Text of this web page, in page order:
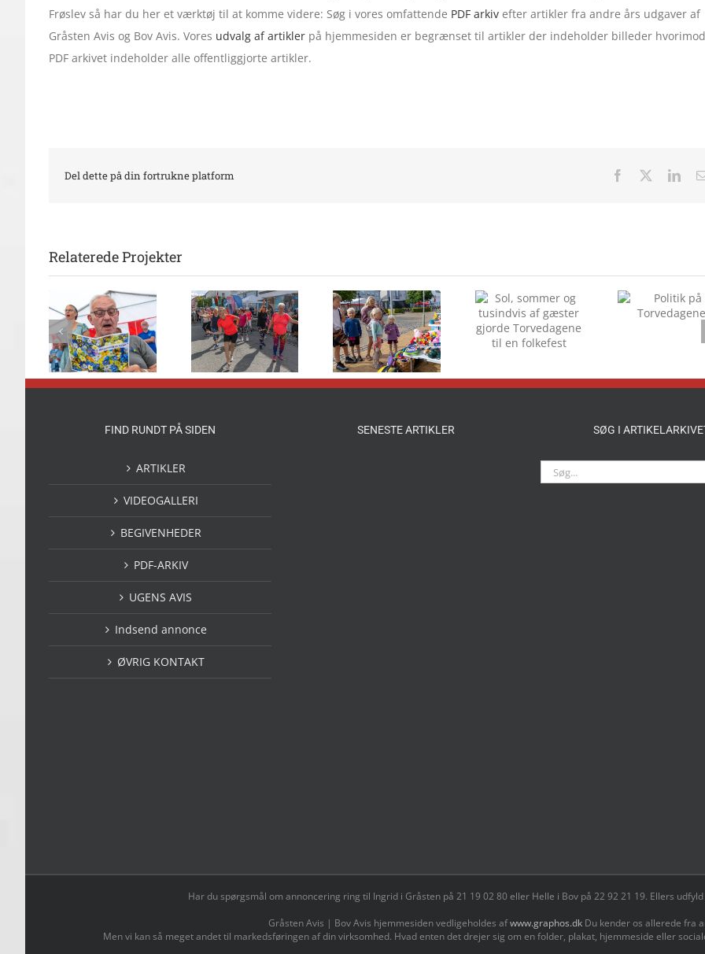
Frøslev så har du her et værktøj til at komme videre: Søg i vores omfattende PDF arkiv efter artikler fra andre års udgaver af
Gråsten Avis og Bov Avis. Vores udvalg af artiklerpå hjemmesiden er begrænset til artikler der indeholder billeder hvorimod
PDF arkivet indeholder alle offentliggjorte artikler.
Del dette på din fortrukne platform Facebook
Relaterede Projekter
Flot danseshow
foran 2Dreams
Børn solgte
deres legesager
Sol, sommer og
tusindvis af
gæster gjorde
Torvedagene til
en folkefest
Politik på
Torvedagene
FIND RUNDT PÅ SIDEN
ARTIKLER
VIDEOGALLERI
BEGIVENHEDER
PDF-ARKIV
UGENS AVIS
Indsend annonce
ØVRIG KONTAKT
SENESTE ARTIKLER SØG I
Søg
efter:
Har du spørgsmål om annoncering ring til Ingrid i Gråsten på 21 19 02 80 ‬eller Helle i Bov på 22 92 21 19‬. Ellers
Gråsten Avis | Bov Avis hjemmesiden vedligeholdes afwww.graphos.dk Du kender os allerede fra
Men vi kan så meget andet til markedsføringen af din virksomhed. Hvad enten det drejer sig om en folder, plakat, hjemmeside eller